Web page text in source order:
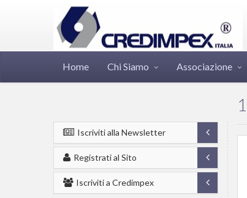
Home Chi Siamo Associazione
Iscriviti alla Newsletter
Registrati al Sito
Iscriviti a Credimpex